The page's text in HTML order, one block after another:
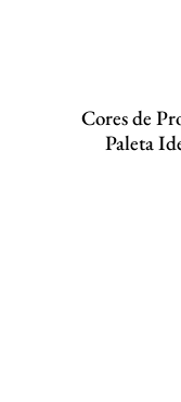
Cores de
Paleta